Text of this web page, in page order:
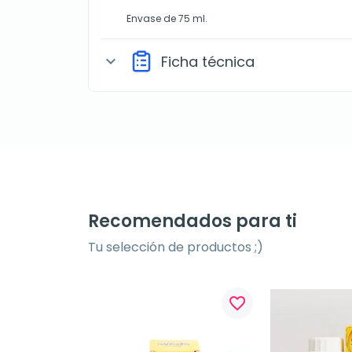
Envase de 75 ml.
expand_more Ficha técnica
Recomendados para ti
Tu selección de productos ;)
favorite_border